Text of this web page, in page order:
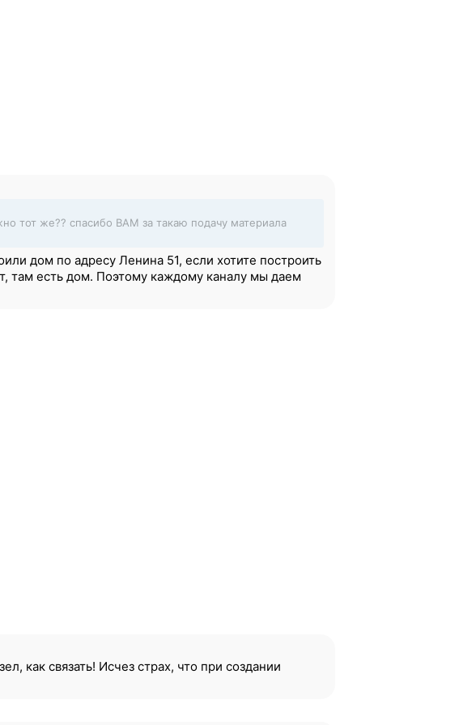
тот же?? спасибо ВАМ за такаю подачу материала
дом по адресу Ленина 51, если хотите построить
там есть дом. Поэтому каждому каналу мы даем
как связать! Исчез страх, что при создании